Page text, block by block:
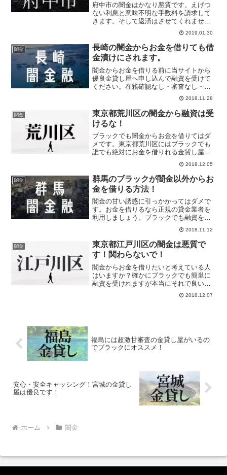
府中市の闇金はかなり悪質です。えげつ
ない利息と意味不明な手数料を請求して
きます。そして返済はさせてくれませ
ん。勤務先に嫌がらせされるし家にも取
り立てがくるし絶対に申し込むのは止め
ましょう。ブラックがお金を借りるなら
金貸ししかありません！
2019.01.30
闇金
長崎の闇金からお金を借りても借
金漬けにされます。
闇金からお金を借りる前に当サイトから
優良金貸し屋へ申し込んで融資を受けて
ください。在籍確認なし・審査なし・即
日融資を約束します。ブラックが今一番
融資を受けたい超人気の金貸し屋です。
2018.11.28
闇金
東京都荒川区の闇金から融資は受
けるな！
ブラックでも闇金からお金を借りてはダ
メです。東京都荒川区にはブラックでも
誰でも絶対にお金を借りれる金貸し屋が
います。ブラックが大嫌いな審査や在籍
確認はやっていません。闇金じゃないの
で利息は年率20%以内です。手数料も発
生しません。
2018.12.05
闇金
群馬のブラックが闇金以外からお
金を借りる方法！
闇金の甘い誘惑に引っかかってはダメで
す。お金を借りるなら正規の貸金業者を
利用しましょう。ブラックでも融資を受
けれる優良消費者金融は存在していま
す。一番ダメなのは闇金や大手消費者金
融に申し込むことです。ブラック対応の
正規の貸金業者へ必ず申し込みましょ
う。
2018.11.12
闇金
東京都江戸川区の闇金は悪質で
す！関わらないで！
闇金からお金を借りたいと考えている人
はいますか？確かにブラックでも簡単に
融資を受けれますが本当にそれで良いの
でしょうか？少しでも不安な気持ちがあ
るなら当サイトの金貸し屋を頼ってくだ
2018.12.07
福島には超激甘審査の金貸し屋がいるの
でブラックにオススメ！
安心・安全キャッシング！宮城の金貸し
屋は優良です！
ホーム 闇金